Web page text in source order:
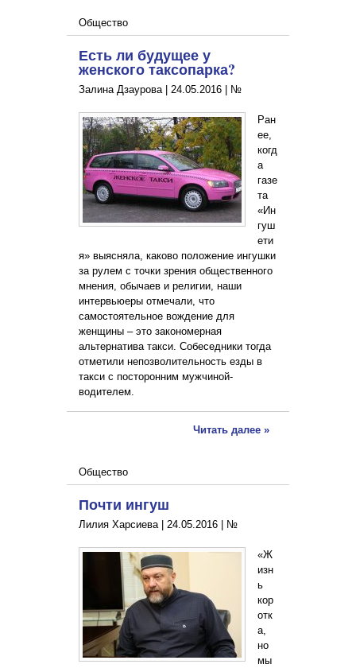
Общество
Есть ли будущее у
женского таксопарка?
Залина Дзаурова | 24.05.2016 №
Ран
ее,
когд
а
газе
та
«Ин
гуш
ети
я» выясняла, каково положение ингушки
за рулем с точки зрения общественного
мнения, обычаев и религии, наши
интервьюеры отмечали, что
самостоятельное вождение для
женщины – это закономерная
альтернатива такси. Собеседники тогда
отметили непозволительность езды в
такси с посторонним мужчиной-
водителем.
Читать далее »
Общество
Почти ингуш
Лилия Харсиева | 24.05.2016 №
«Ж
изн
ь
кор
отк
а,
но
мы